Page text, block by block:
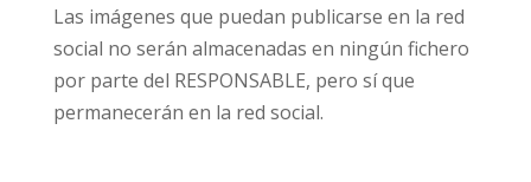
Las imágenes que puedan publicarse en la red
social no serán almacenadas en ningún fichero
por parte del RESPONSABLE, pero sí que
permanecerán en la red social.